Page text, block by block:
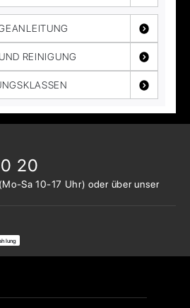
REINIGUNG
20
(Mo-Sa 10-17 Uhr) oder überunser